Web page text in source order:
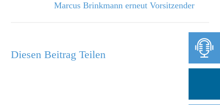
Marcus Brinkmann erneut Vorsitzender
Diesen Beitrag Teilen